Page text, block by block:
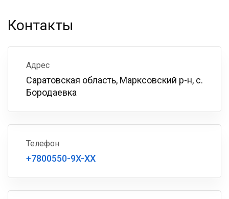
Контакты
Адрес
Саратовская область, Марксовский р-н, с.
Бородаевка
Телефон
+7800550-9X-XX